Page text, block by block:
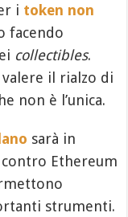
i token non
facendo
collectibles.
il rialzo di
non è l’unica.
sarà in
Ethereum
strumenti.